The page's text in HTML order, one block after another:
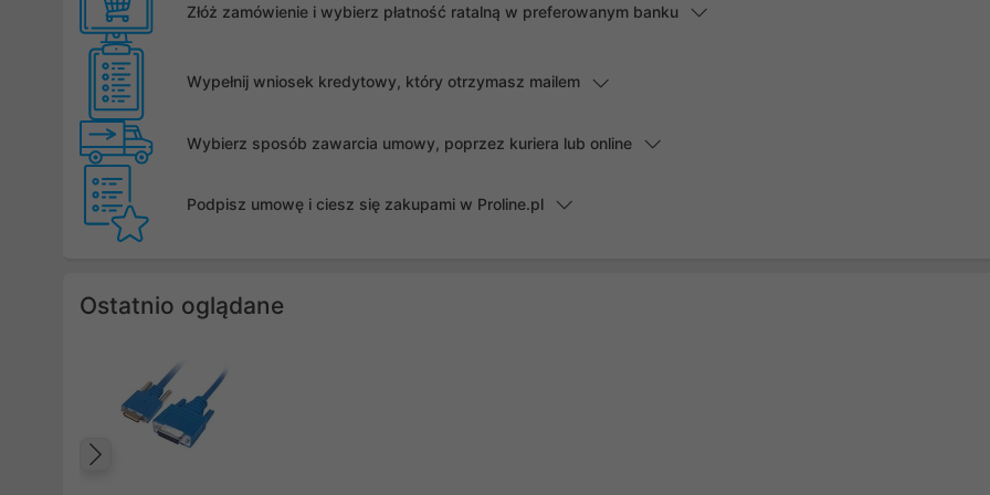
Złóż zamówienie i wybierz płatność ratalną w preferowanym banku
Wypełnij wniosek kredytowy, który otrzymasz mailem
Wybierz sposób zawarcia umowy, poprzez kuriera lub online
Podpisz umowę i ciesz się zakupami w Proline.pl
Ostatnio oglądane